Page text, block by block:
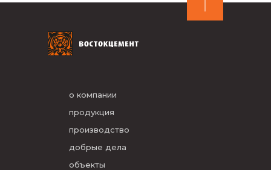
о компании
продукция
производство
добрые дела
объекты